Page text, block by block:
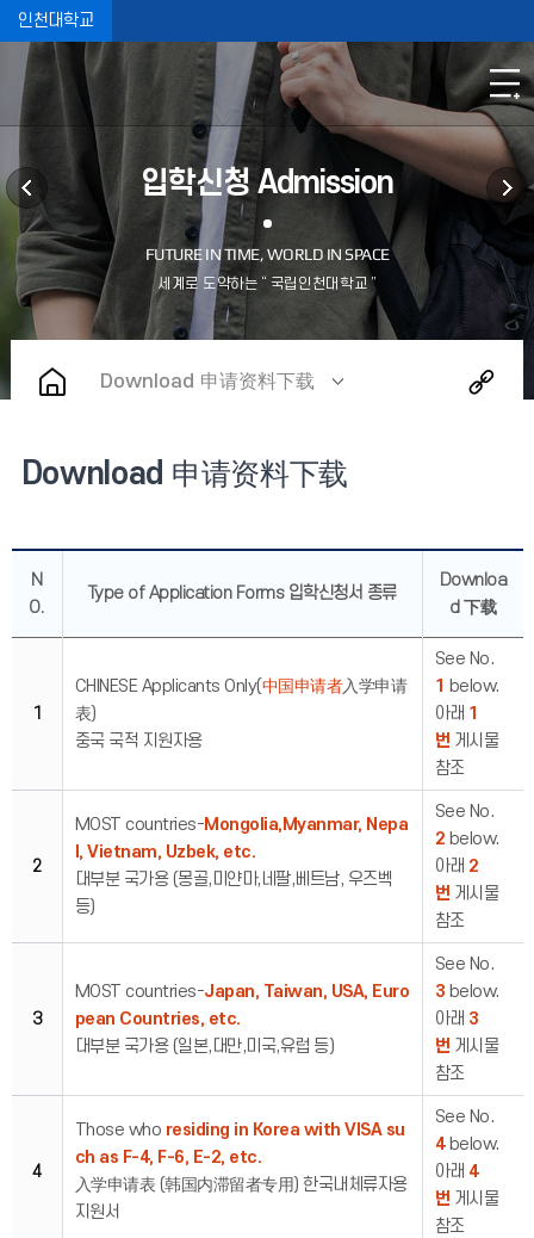
인천대학교
입학신청 Admission
Download 申请资料下载
Download 申请资料下载
N
O.
Type of Application Forms 입학신청서 종류
Downloa
d 下载
1
CHINESE Applicants Only(中国申请者入学申请
表)
중국 국적 지원자용
See No.
1 below.
아래 1
번 게시물
참조
2
MOST countries-Mongolia,Myanmar, Nepa
l, Vietnam, Uzbek, etc.
대부분 국가용 (몽골,미얀마,네팔,베트남, 우즈벡
등)
See No.
2 below.
아래 2
번 게시물
참조
3
MOST countries-Japan, Taiwan, USA, Euro
pean Countries, etc.
대부분 국가용 (일본,대만,미국,유럽 등)
See No.
3 below.
아래 3
번 게시물
참조
4
Those who residing in Korea with VISA su
ch as F-4, F-6, E-2, etc.
入学申请表 (韩国内滞留者专用) 한국내체류자용
지원서
See No.
4below.
아래 4
번 게시물
참조